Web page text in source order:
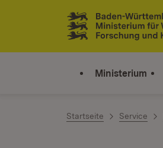
Zum Inhalt springen
Link zur Startseite
Ministerium
Startseite Service